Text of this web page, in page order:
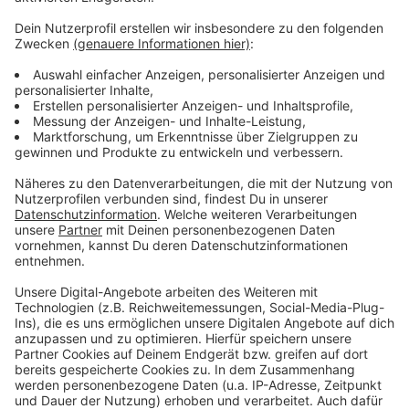
Weißglut treiben. Bahnstreiks. Plötzlicher Schneefall.
Eiskratzen am frühen Morgen. Leute, die nicht
Autofahren können. Menschen, die seltsame Wörter
benutzen. Wo andere sich vor Verzweiflung das
Gesicht bis zum Bauchnabel ziehen oder ihren Kopf
gegen die Wand hauen wollen, geht in eben diesem
Kopf von Laura Potting ein Karussell los. Irgendwo
zwischen wirren Gedanken und scharfer
Alltagsbeobachtung. Ein bisschen ausgeflippt,
meistens bunt und nie ganz ernst gemeint.
Anzeige
Anzeige